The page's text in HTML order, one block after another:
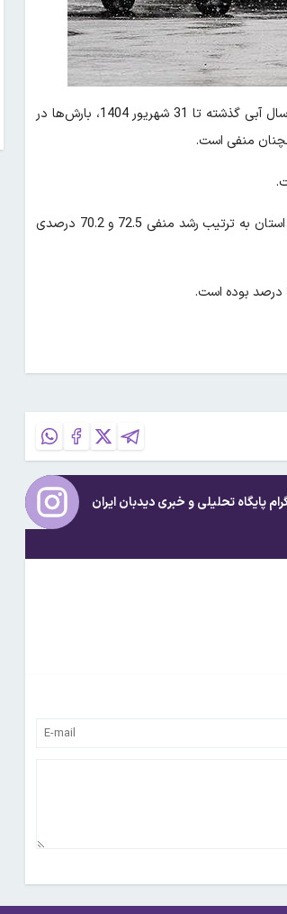
؛ مطابق اطلاعات پهنه‌ای بارش سازمان هواشناسی از ابتدای سال آبی گذشته تا 31 شهریور 1404، بارش‌ها در
بیشترین کاهش بارش همچنان در اختیار سیستان و بلوچستان و هرمزگان است؛ در این دو استان به ترتیب رشد منفی 72.5 و 70.2 درصدی
پایگاه تحلیلی و خبریدیدبان ایران